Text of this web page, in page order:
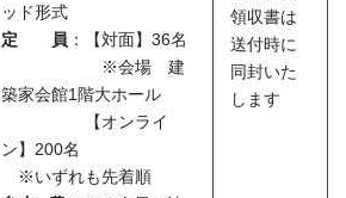
ッド形式
定 員 ：【対面】36名
※会場 建
築家会館1階大ホール
【オンライ
ン】200名
※いずれも先着順
領収書は
送付時に
同封いた
します